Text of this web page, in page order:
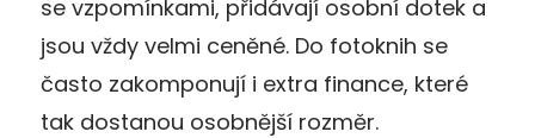
se vzpomínkami, přidávají osobní dotek a
jsou vždy velmi ceněné. Do fotoknih se
často zakomponují i extra finance, které
tak dostanou osobnější rozměr.